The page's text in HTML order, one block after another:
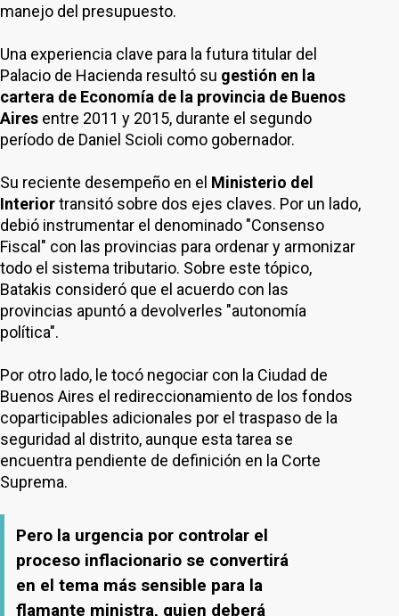
manejo del presupuesto.
Una experiencia clave para la futura titular del
Palacio de Hacienda resultó su gestión en la
cartera de Economía de la provincia de Buenos
Aires entre 2011 y 2015, durante el segundo
período de Daniel Scioli como gobernador.
Su reciente desempeño en el Ministerio del
Interiortransitó sobre dos ejes claves. Por un lado,
debió instrumentar el denominado "Consenso
Fiscal" con las provincias para ordenar y armonizar
todo el sistema tributario. Sobre este tópico,
Batakis consideró que el acuerdo con las
provincias apuntó a devolverles "autonomía
política".
Por otro lado, le tocó negociar con la Ciudad de
Buenos Aires el redireccionamiento de los fondos
coparticipables adicionales por el traspaso de la
seguridad al distrito, aunque esta tarea se
encuentra pendiente de definición en la Corte
Suprema.
Pero la urgencia por controlar el
proceso inflacionario se convertirá
en el tema más sensible para la
flamante ministra, quien deberá